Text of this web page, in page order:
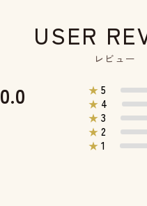
USER
レビュー
0.0 ★ 5
★ 4
★ 3
★ 2
★ 1